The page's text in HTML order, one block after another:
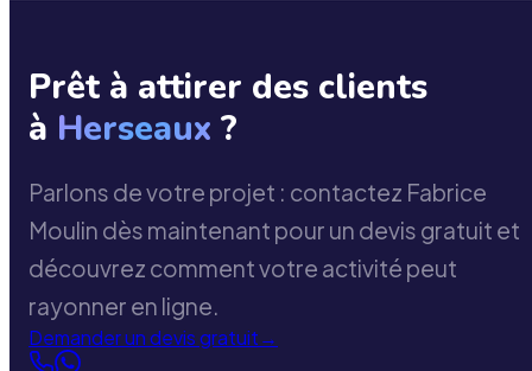
Prêt à attirer des clients
à Herseaux ?
Parlons de votre projet : contactez Fabrice
Moulin dès maintenant pour un devis gratuit et
découvrez comment votre activité peut
rayonner en ligne.
Demander un devis gratuit→